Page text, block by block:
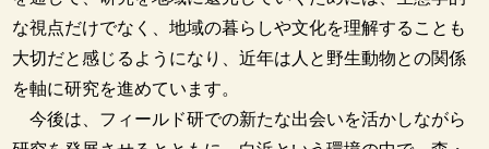
な視点だけでなく、地域の暮らしや文化を理解することも
大切だと感じるようになり、近年は人と野生動物との関係
を軸に研究を進めています。
今後は、フィールド研での新たな出会いを活かしながら